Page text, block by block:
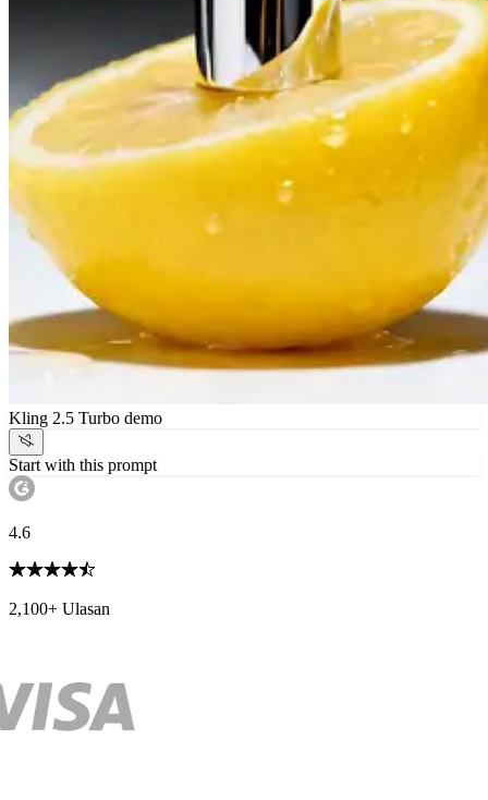
Kling 2.5 Turbo demo
Start with this prompt
4.6
2,100+ Ulasan